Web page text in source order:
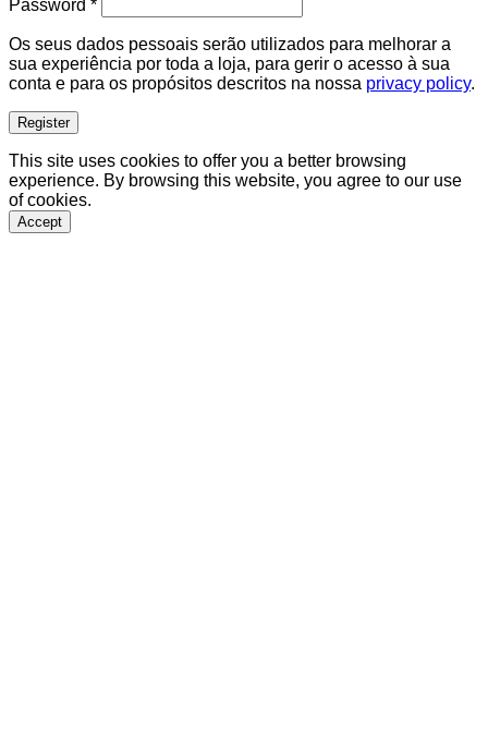
Password *
Os seus dados pessoais serão utilizados para melhorar a
sua experiência por toda a loja, para gerir o acesso à sua
conta e para os propósitos descritos na nossa privacy policy.
Register
This site uses cookies to offer you a better browsing
experience. By browsing this website, you agree to our use
of cookies.
Accept